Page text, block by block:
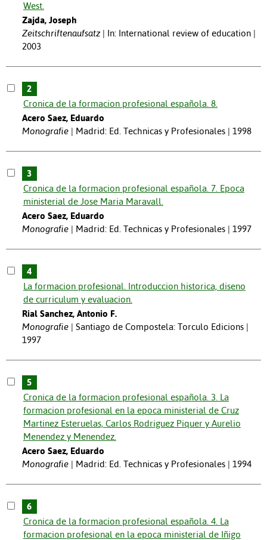
West.
Zajda, Joseph
Zeitschriftenaufsatz
In: International review of education |
2003
2
Cronica de la formacion profesional española. 8.
Acero Saez, Eduardo
Monografie
Madrid: Ed. Technicas y Profesionales | 1998
3
Cronica de la formacion profesional española. 7. Epoca
ministerial de Jose Maria Maravall.
Acero Saez, Eduardo
Monografie
Madrid: Ed. Technicas y Profesionales | 1997
4
La formacion profesional. Introduccion historica, diseno
de curriculum y evaluacion.
Rial Sanchez, Antonio F.
Monografie
Santiago de Compostela: Torculo Edicions |
1997
5
Cronica de la formacion profesional española. 3. La
formacion profesional en la epoca ministerial de Cruz
Martinez Esteruelas, Carlos Rodriguez Piquer y Aurelio
Menendez y Menendez.
Acero Saez, Eduardo
Monografie
Madrid: Ed. Technicas y Profesionales | 1994
6
Cronica de la formacion profesional española. 4. La
formacion profesional en la epoca ministerial de Iñigo